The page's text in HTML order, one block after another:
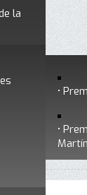
la
Radio
- Programa 251